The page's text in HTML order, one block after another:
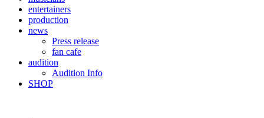
entertainers
production
news
Press release
fan cafe
audition
Audition Info
SHOP